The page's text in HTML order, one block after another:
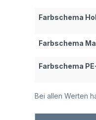
Farbschema
Farbschema
Farbschema
Bei allen Werten